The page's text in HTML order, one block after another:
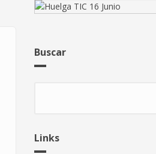
Buscar
Links